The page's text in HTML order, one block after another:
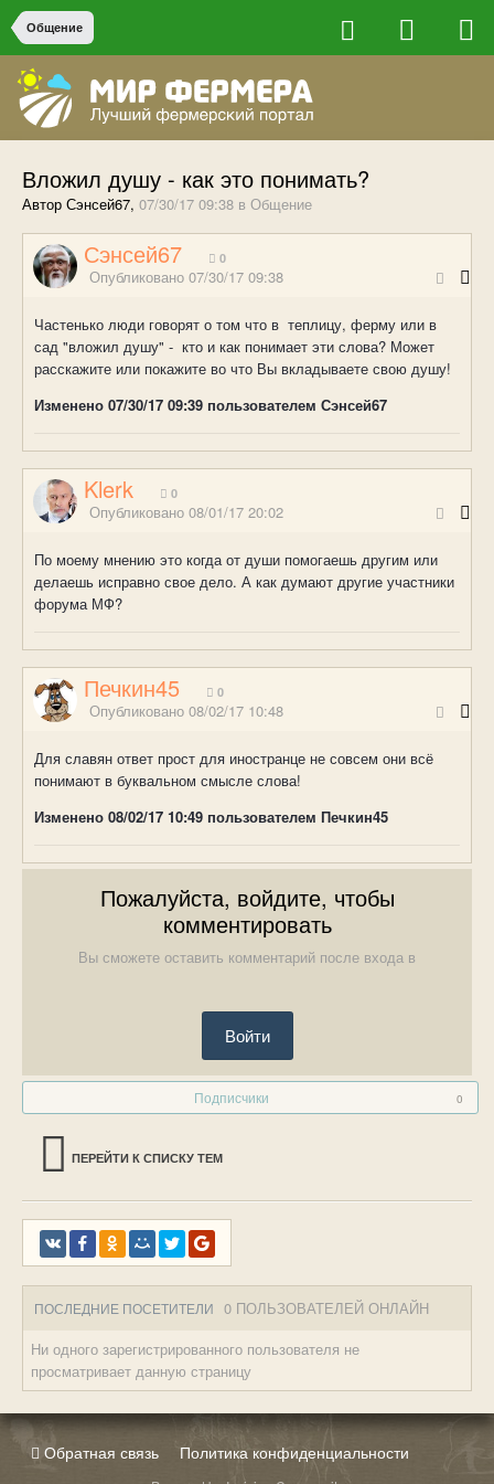
Общение
Вложил душу - как это понимать?
Автор Сэнсей67, 07/30/17 09:38 в Общение
Сэнсей67 0
Опубликовано 07/30/17 09:38
Частенько люди говорят о том что в теплицу, ферму или в
сад "вложил душу" - кто и как понимает эти слова? Может
расскажите или покажите во что Вы вкладываете свою душу!
Изменено 07/30/17 09:39 пользователем Сэнсей67
Klerk 0
Опубликовано 08/01/17 20:02
По моему мнению это когда от души помогаешь другим или
делаешь исправно свое дело. А как думают другие участники
форума МФ?
Печкин45 0
Опубликовано 08/02/17 10:48
Для славян ответ прост для иностранце не совсем они всё
понимают в буквальном смысле слова!
Изменено 08/02/17 10:49 пользователем Печкин45
Пожалуйста, войдите, чтобы
комментировать
Вы сможете оставить комментарий после входа в
Войти
Подписчики 0
ПЕРЕЙТИ К СПИСКУ ТЕМ
ПОСЛЕДНИЕ ПОСЕТИТЕЛИ 0 ПОЛЬЗОВАТЕЛЕЙ ОНЛАЙН
Ни одного зарегистрированного пользователя не
просматривает данную страницу
Обратная связь Политика конфиденциальности